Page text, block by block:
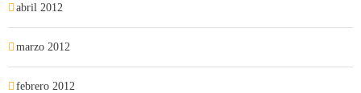
abril 2012
marzo 2012
febrero 2012